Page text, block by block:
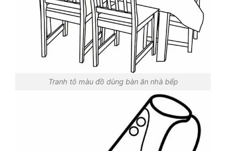
Tranh tô màu đồ dùng bàn ăn nhà bếp